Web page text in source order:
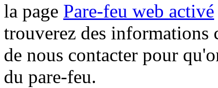
la page Pare-feu web activé
trouverez des informations
de nous contacter pour
du pare-feu.